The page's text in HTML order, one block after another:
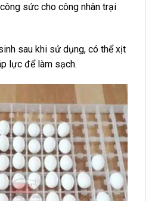
sức cho công nhân trại
sau khi sử dụng, có thể xịt
lực để làm sạch.